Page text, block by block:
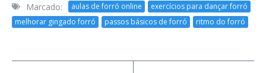
Marcado: aulas de forró online
exercícios para dançar forró
melhorar gingado forró
passos básicos de forró ritmo do forró